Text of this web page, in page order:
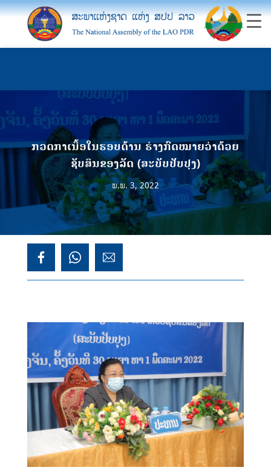
ກວດກາເນື້ອໃນຮອບດ້ານ ຮ່າງ​ກົດໝາຍ​ວ່າ​ດ້ວຍ​
ຊັບ​ສິນ​ຂອງ​ລັດ (ສະບັບ​ປັບປຸງ)
ພ.ພ. 3, 2022